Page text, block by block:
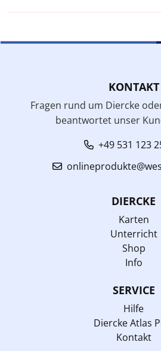
KONTAKT
Fragen rund um Diercke
beantwortet unser
+49 531 123
DIERCKE
Karten
Unterricht
Shop
Info
SERVICE
Hilfe
Diercke Atlas
Kontakt